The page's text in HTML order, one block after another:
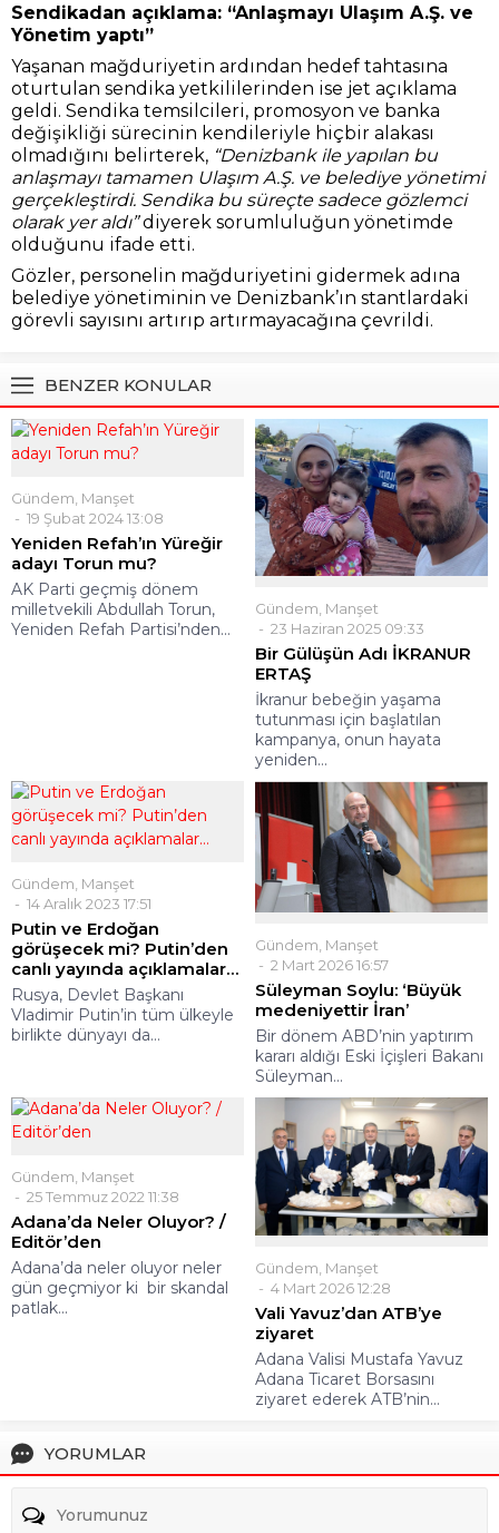
Sendikadan açıklama: “Anlaşmayı Ulaşım A.Ş. ve
Yönetim yaptı”
Yaşanan mağduriyetin ardından hedef tahtasına
oturtulan sendika yetkililerinden ise jet açıklama
geldi. Sendika temsilcileri, promosyon ve banka
değişikliği sürecinin kendileriyle hiçbir alakası
olmadığını belirterek, “Denizbank ile yapılan bu
anlaşmayı tamamen Ulaşım A.Ş. ve belediye yönetimi
gerçekleştirdi. Sendika bu süreçte sadece gözlemci
olarak yer aldı”diyerek sorumluluğun yönetimde
olduğunu ifade etti.
Gözler, personelin mağduriyetini gidermek adına
belediye yönetiminin ve Denizbank’ın stantlardaki
görevli sayısını artırıp artırmayacağına çevrildi.
BENZER KONULAR
Gündem Manşet
19 Şubat 2024 13:08
Yeniden Refah’ın Yüreğir
adayı Torun mu?
AK Parti geçmiş dönem
milletvekili Abdullah Torun,
Yeniden Refah Partisi’nden...
Gündem Manşet
23 Haziran 2025 09:33
Bir Gülüşün Adı İKRANUR
ERTAŞ
İkranur bebeğin yaşama
tutunması için başlatılan
kampanya, onun hayata
yeniden...
Gündem Manşet
14 Aralık 2023 17:51
Putin ve Erdoğan
görüşecek mi? Putin’den
canlı yayında açıklamalar…
Rusya, Devlet Başkanı
Vladimir Putin’in tüm ülkeyle
birlikte dünyayı da...
Gündem Manşet
2 Mart 2026 16:57
Süleyman Soylu: ‘Büyük
medeniyettir İran’
Bir dönem ABD’nin yaptırım
kararı aldığı Eski İçişleri Bakanı
Süleyman...
Gündem Manşet
25 Temmuz 2022 11:38
Adana’da Neler Oluyor? /
Editör’den
Adana’da neler oluyor neler
gün geçmiyor ki bir skandal
patlak...
Gündem, Manşet
4 Mart 2026 12:28
Vali Yavuz’dan ATB’ye
ziyaret
Adana Valisi Mustafa Yavuz
Adana Ticaret Borsasını
ziyaret ederek ATB’nin...
YORUMLAR